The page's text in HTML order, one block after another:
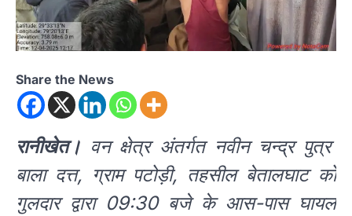
Share the News
रानीखेत। वन क्षेत्र अंतर्गत नवीन चन्द्र पुत्र
बाला दत्त, ग्राम पटोड़ी, तहसील बेतालघाट को
गुलदार द्वारा 09:30 बजे के आस-पास घायल